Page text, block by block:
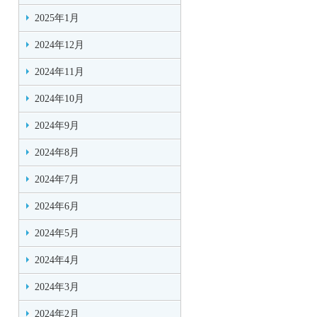
2025年1月
2024年12月
2024年11月
2024年10月
2024年9月
2024年8月
2024年7月
2024年6月
2024年5月
2024年4月
2024年3月
2024年2月